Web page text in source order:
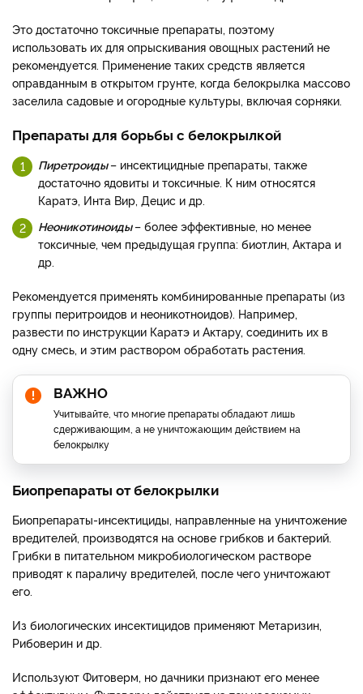
Это достаточно токсичные препараты, поэтому
использовать их для опрыскивания овощных растений не
рекомендуется. Применение таких средств является
оправданным в открытом грунте, когда белокрылка массово
заселила садовые и огородные культуры, включая сорняки.
Препараты для борьбы с белокрылкой
Пиретроиды– инсектицидные препараты, также
достаточно ядовиты и токсичные. К ним относятся
Каратэ, Инта Вир, Децис и др.
Неоникотиноиды– более эффективные, но менее
токсичные, чем предыдущая группа: биотлин, Актара и
др.
Рекомендуется применять комбинированные препараты (из
группы перитроидов и неоникотноидов). Например,
развести по инструкции Каратэ и Актару, соединить их в
одну смесь, и этим раствором обработать растения.
ВАЖНО
Учитывайте, что многие препараты обладают лишь
сдерживающим, а не уничтожающим действием на
белокрылку
Биопрепараты от белокрылки
Биопрепараты-инсектициды, направленные на уничтожение
вредителей, производятся на основе грибков и бактерий.
Грибки в питательном микробиологическом растворе
приводят к параличу вредителей, после чего уничтожают
его.
Из биологических инсектицидов применяют Метаризин,
Рибоверин и др.
Используют Фитоверм, но дачники признают его менее